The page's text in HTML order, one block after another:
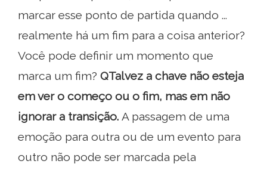
marcar esse ponto de partida quando ...
realmente há um fim para a coisa anterior?
Você pode definir um momento que
marca um fim? QTalvez a chave não esteja
em ver o começo ou o fim, mas em não
ignorar a transição. A passagem de uma
emoção para outra ou de um evento para
outro não pode ser marcada pela